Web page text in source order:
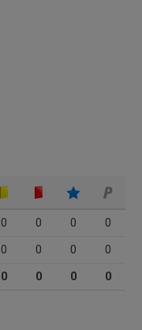
0 0 0
0
0 0 0
0
0 0 0 0